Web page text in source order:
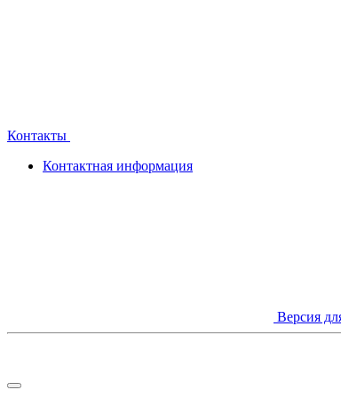
Контакты
Контактная информация
Версия